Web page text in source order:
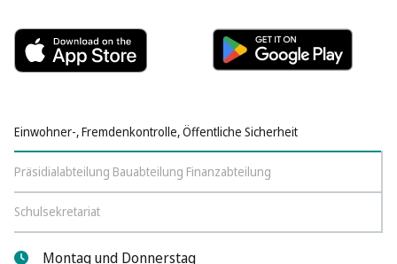
Einwohner-, Fremdenkontrolle, Öffentliche Sicherheit
Präsidialabteilung Bauabteilung Finanzabteilung
Schulsekretariat
Montag und Donnerstag